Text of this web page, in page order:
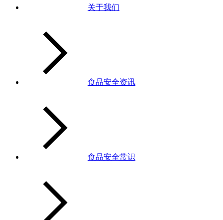
关于我们
食品安全资讯
食品安全常识